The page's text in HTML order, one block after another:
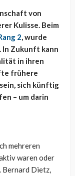
von
Kulisse. Beim
2, wurde
In Zukunft kann
in ihren
frühere
sich künftig
– um darin
mehreren
waren oder
Bernard Dietz,